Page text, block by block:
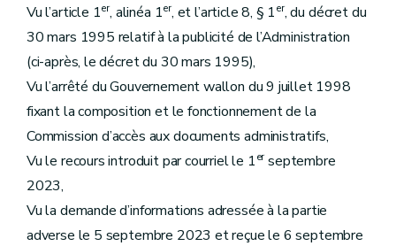
Vu l’article 1er, alinéa 1er, et l’article 8, § 1er, du décret du
30 mars 1995 relatif à la publicité de l’Administration
(ci-après, le décret du 30 mars 1995),
Vu l’arrêté du Gouvernement wallon du 9 juillet 1998
fixant la composition et le fonctionnement de la
Commission d’accès aux documents administratifs,
Vu le recours introduit par courriel le 1erseptembre
2023,
Vu la demande d’informations adressée à la partie
adverse le 5 septembre 2023 et reçue le 6 septembre